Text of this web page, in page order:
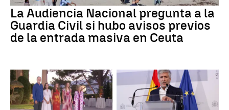
La Audiencia Nacional pregunta a la
Guardia Civil si hubo avisos previos
de la entrada masiva en Ceuta